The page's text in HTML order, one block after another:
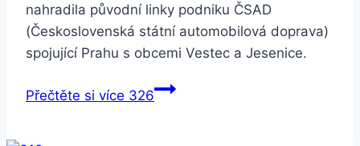
nahradila původní linky podniku ČSAD
(Československá státní automobilová doprava)
spojující Prahu s obcemi Vestec a Jesenice.
Přečtěte si více 326